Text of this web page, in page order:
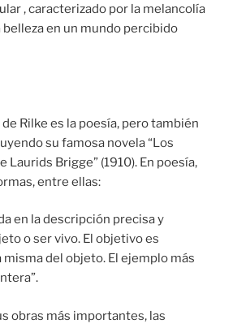
, caracterizado por la melancolía
belleza en un mundo percibido
Rilke es la poesía, pero también
su famosa novela “Los
Laurids Brigge” (1910). En poesía,
entre ellas:
en la descripción precisa y
o ser vivo. El objetivo es
del objeto. El ejemplo más
obras más importantes, las